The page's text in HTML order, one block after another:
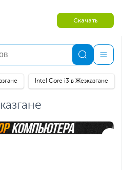
Скачать
Intel Core i3 в Жезказгане